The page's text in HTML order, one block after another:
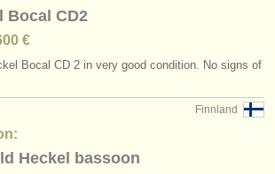
Bocal CD2
€
Bocal CD 2 in very good condition. No signs of
Finnland
Heckel bassoon